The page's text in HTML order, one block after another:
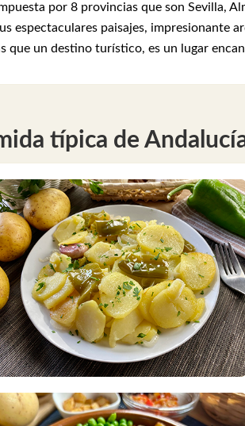
por 8 provincias que son Sevilla,
espectaculares paisajes, impresionante
que un destino turístico, es un lugar
típica de